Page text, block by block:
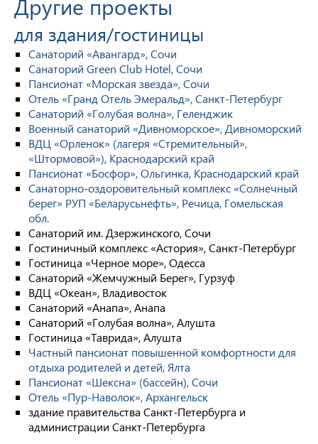
Другие проекты
для здания/гостиницы
Санаторий «Авангард», Сочи
Санаторий Green Club Hotel, Сочи
Пансионат «Морская звезда», Сочи
Отель «Гранд Отель Эмеральд», Санкт-Петербург
Санаторий «Голубая волна», Геленджик
Военный санаторий «Дивноморское», Дивноморский
ВДЦ «Орленок» (лагеря «Стремительный»,
«Штормовой»), Краснодарский край
Пансионат «Босфор», Ольгинка, Краснодарский край
Санаторно-оздоровительный комплекс «Солнечный
берег» РУП «Беларусьнефть», Речица, Гомельская
обл.
Санаторий им. Дзержинского, Сочи
Гостиничный комплекс «Астория», Санкт-Петербург
Гостиница «Черное море», Одесса
Санаторий «Жемчужный Берег», Гурзуф
ВДЦ «Океан», Владивосток
Санаторий «Анапа», Анапа
Санаторий «Голубая волна», Алушта
Гостиница «Таврида», Алушта
Частный пансионат повышенной комфортности для
отдыха родителей и детей, Ялта
Пансионат «Шексна» (бассейн), Сочи
Отель «Пур-Наволок», Архангельск
здание правительства Санкт-Петербурга и
администрации Санкт-Петербурга